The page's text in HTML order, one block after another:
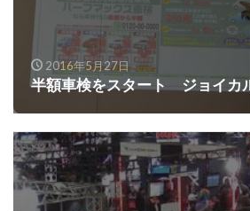
2016年5月27日
半額車検をスタート ジョイカ